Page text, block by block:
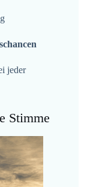
jeder
Stimme